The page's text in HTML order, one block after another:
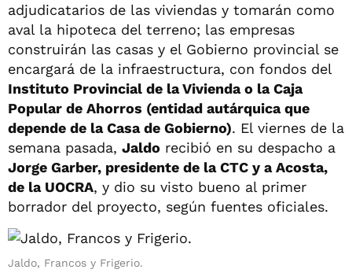
adjudicatarios de las viviendas y tomarán como
aval la hipoteca del terreno; las empresas
construirán las casas y el Gobierno provincial se
encargará de la infraestructura, con fondos del
Instituto Provincial de la Vivienda o la Caja
Popular de Ahorros (entidad autárquica que
depende de la Casa de Gobierno). El viernes de la
semana pasada, Jaldo recibió en su despacho a
Jorge Garber, presidente de la CTC y a Acosta,
de la UOCRA, y dio su visto bueno al primer
borrador del proyecto, según fuentes oficiales.
Jaldo, Francos y Frigerio.